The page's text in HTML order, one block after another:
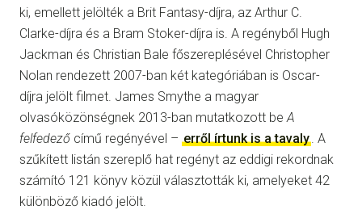
ki, emellett jelölték a Brit Fantasy-díjra, az Arthur C.
Clarke-díjra és a Bram Stoker-díjra is. A regényből Hugh
Jackman és Christian Bale főszereplésével Christopher
Nolan rendezett 2007-ban két kategóriában is Oscar-
díjra jelölt filmet. James Smythe a magyar
olvasóközönségnek 2013-ban mutatkozott beA
felfedező című regényével – erről írtunk is a tavaly. A
szűkített listán szereplő hat regényt az eddigi rekordnak
számító 121 könyv közül választották ki, amelyeket 42
különböző kiadó jelölt.